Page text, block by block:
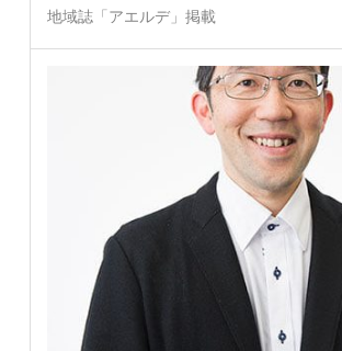
地域誌「アエルデ」掲載